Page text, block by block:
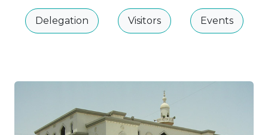
Delegation Visitors Events